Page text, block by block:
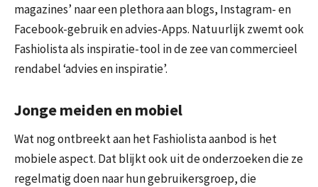
magazines’ naar een plethora aan blogs, Instagram- en
Facebook-gebruik en advies-Apps. Natuurlijk zwemt ook
Fashiolista als inspiratie-tool in de zee van commercieel
rendabel ‘advies en inspiratie’.
Jonge meiden en mobiel
Wat nog ontbreekt aan het Fashiolista aanbod is het
mobiele aspect. Dat blijkt ook uit de onderzoeken die ze
regelmatig doen naar hun gebruikersgroep, die